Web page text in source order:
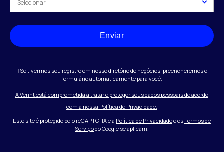
Enviar
†Se tivermos seu registro em nosso diretório de negócios, preencheremos o
formulário automaticamente para você.
A Verint está comprometida a tratar e proteger seus dados pessoais de acordo
com a nossa Política de Privacidade.
Este site é protegido pelo reCAPTCHA e a Política de Privacidadee osTermos de
Serviçodo Google se aplicam.